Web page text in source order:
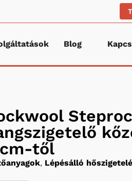
Blog
től
, Lépésálló